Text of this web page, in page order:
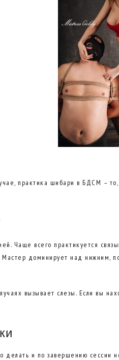
практика шибари в БДСМ –
Чаще всего практикуется
доминирует над нижним,
вызывает слезы. Если вы
делать и по завершению сессии